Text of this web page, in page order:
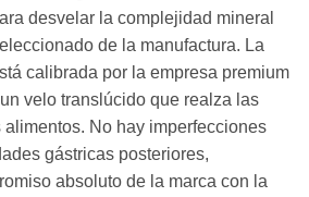
desvelar la complejidad mineral
de la manufactura. La
calibrada por la empresa premium
velo translúcido que realza las
alimentos. No hay imperfecciones
gástricas posteriores,
absoluto de la marca con la